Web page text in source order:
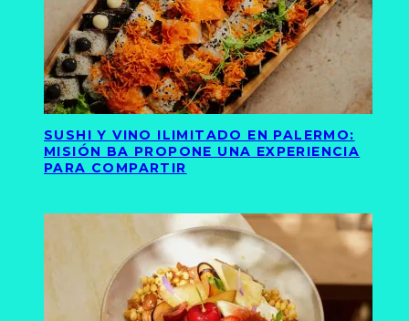
SUSHI Y VINO ILIMITADO EN PALERMO:
MISIÓN BA PROPONE UNA EXPERIENCIA
PARA COMPARTIR